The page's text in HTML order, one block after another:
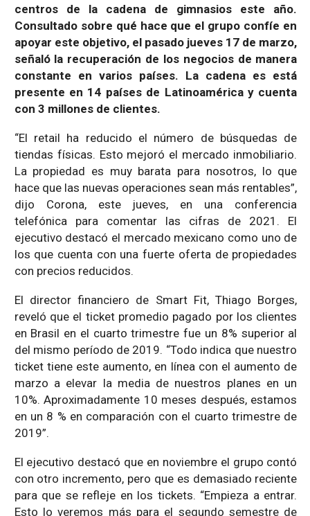
centros de la cadena de gimnasios este año.
Consultado sobre qué hace que el grupo confíe en
apoyar este objetivo, el pasado jueves 17 de marzo,
señaló la recuperación de los negocios de manera
constante en varios países. La cadena es está
presente en 14 países de Latinoamérica y cuenta
con 3 millones de clientes.
“El retail ha reducido el número de búsquedas de
tiendas físicas. Esto mejoró el mercado inmobiliario.
La propiedad es muy barata para nosotros, lo que
hace que las nuevas operaciones sean más rentables”,
dijo Corona, este jueves, en una conferencia
telefónica para comentar las cifras de 2021. El
ejecutivo destacó el mercado mexicano como uno de
los que cuenta con una fuerte oferta de propiedades
con precios reducidos.
El director financiero de Smart Fit, Thiago Borges,
reveló que el ticket promedio pagado por los clientes
en Brasil en el cuarto trimestre fue un 8% superior al
del mismo período de 2019. “Todo indica que nuestro
ticket tiene este aumento, en línea con el aumento de
marzo a elevar la media de nuestros planes en un
10%. Aproximadamente 10 meses después, estamos
en un 8 % en comparación con el cuarto trimestre de
2019”.
El ejecutivo destacó que en noviembre el grupo contó
con otro incremento, pero que es demasiado reciente
para que se refleje en los tickets. “Empieza a entrar.
Esto lo veremos más para el segundo semestre de